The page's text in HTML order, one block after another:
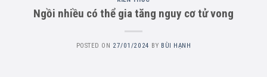
Ngồi nhiều có thể gia tăng nguy cơ tử vong
POSTED ON 27/01/2024 BY BÙI HẠNH